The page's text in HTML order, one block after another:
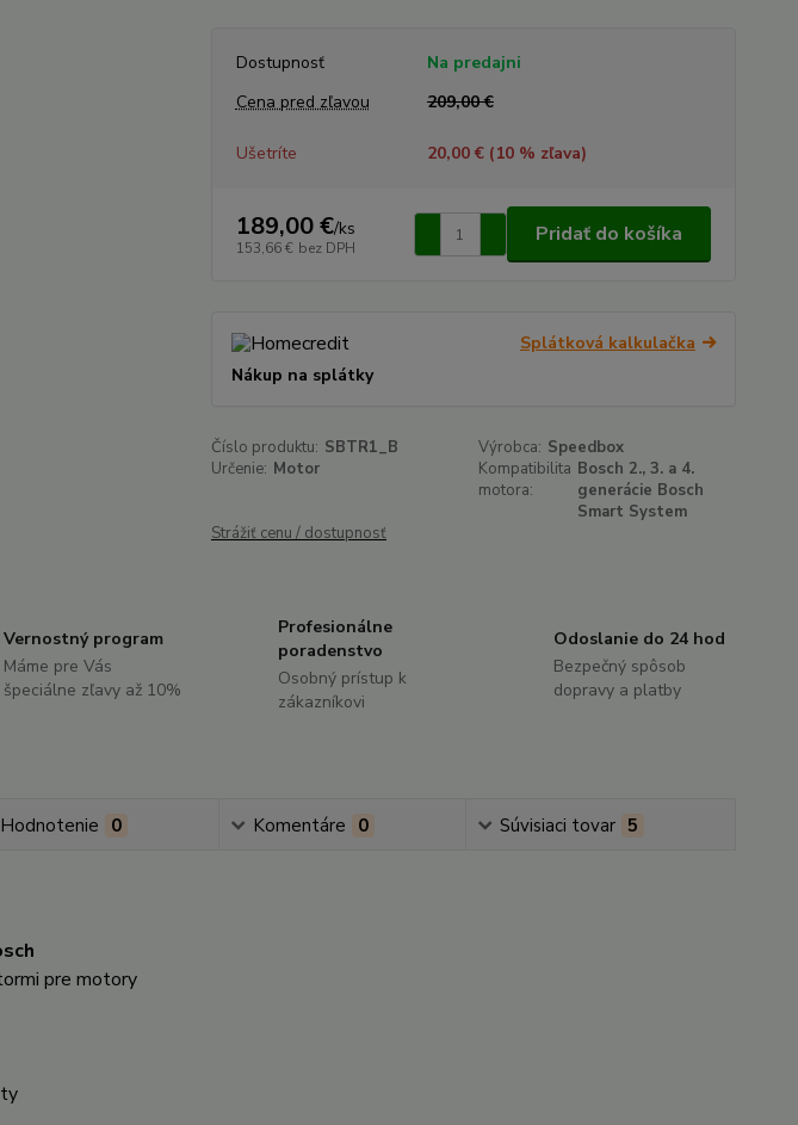
Dostupnosť
Na predajni
Cena pred zľavou
209,00 €
Ušetríte 20,00 € (10% zľava)
189,00 €/ks
153,66 € bez DPH
Pridať do košíka
Splátková kalkulačka
Nákup na splátky
Číslo produktu: SBTR1_B Výrobca: Speedbox
Určenie: Motor
Kompatibilita
motora:
Bosch 2., 3. a 4.
generácie Bosch
Smart System
Strážiť cenu / dostupnosť
Vernostný program
Máme pre Vás
špeciálne zľavy až 10%
Profesionálne
poradenstvo
Osobný prístup k
zákazníkovi
Odoslanie do 24 hod
Bezpečný spôsob
dopravy a platby
Hodnotenie 0 Komentáre 0 Súvisiaci tovar 5
pre motory